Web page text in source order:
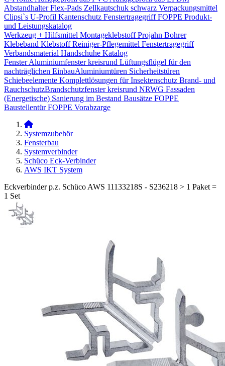
Abstandhalter Flex-Pads Zellkautschuk schwarz Verpackungsmittel
Clipsi`s U-Profil Kantenschutz Fenstertragegriff FOPPE Produkt-
und Leistungskatalog
Werkzeug + Hilfsmittel Montageklebstoff Projahn Bohrer
Klebeband Klebstoff Reiniger-Pflegemittel Fenstertragegriff
Verbandsmaterial Handschuhe Katalog
Fenster Aluminiumfenster kreisrund Lüftungsflügel für den
nachträglichen Einbau​Aluminiumtüren Sicherheitstüren
Schiebeelemente Komplettlösungen für Insektenschutz Brand- und
Rauchschutz​Brandschutzfenster kreisrund NRWG Fassaden
(Energetische) Sanierung im Bestand Bausätze FOPPE
Baustellentür FOPPE Vorabzarge
Systemzubehör
Fensterbau
Systemverbinder
Schüco Eck-Verbinder
AWS IKT System
Eckverbinder p.z. Schüco AWS 11133218S - S236218 > 1 Paket =
1 Set